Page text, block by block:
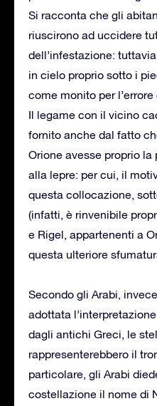
Si racconta che gli
riuscirono ad uccidere
dell’infestazione:
in cielo proprio sotto i
come monito per
Il legame con il vicino
fornito anche dal fatto
Orione avesse proprio
alla lepre: per cui, il
questa collocazione,
(infatti, è rinvenibile
e Rigel, appartenenti a
questa ulteriore
Secondo gli Arabi,
adottata
dagli antichi Greci, le
rappresenterebbero il
particolare, gli Arabi
costellazione il nome di